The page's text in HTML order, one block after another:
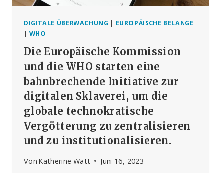
DIGITALE ÜBERWACHUNG | EUROPÄISCHE BELANGE
|WHO
Die Europäische Kommission
und die WHO starten eine
bahnbrechende Initiative zur
digitalen Sklaverei, um die
globale technokratische
Vergötterung zu zentralisieren
und zu institutionalisieren.
Von Katherine Watt Juni 16, 2023